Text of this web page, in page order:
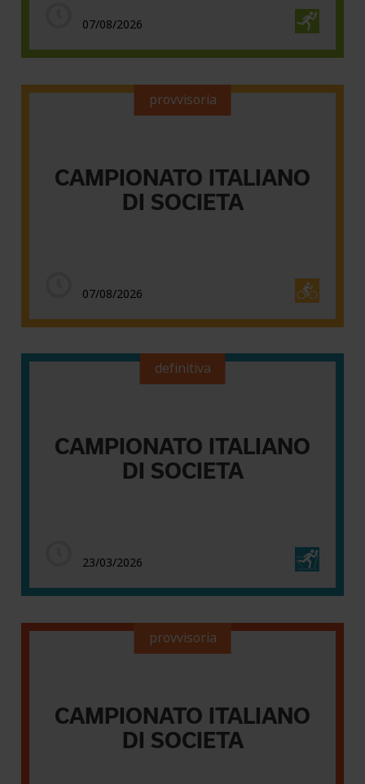
07/08/2026
provvisoria
CAMPIONATO ITALIANO
DI SOCIETA
07/08/2026
definitiva
CAMPIONATO ITALIANO
DI SOCIETA
23/03/2026
provvisoria
CAMPIONATO ITALIANO
DI SOCIETA